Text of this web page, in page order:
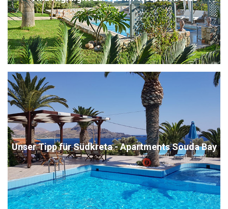
Unser Tipp für Südkreta - Apartments Souda Bay